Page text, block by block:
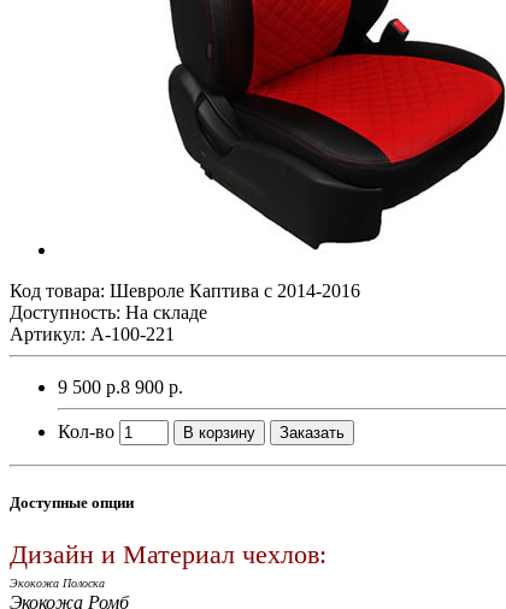
Код товара: Шевроле Каптива с 2014-2016
Доступность: На складе
Артикул: A-100-221
9 500 р.8 900 р.
Кол-во В корзину Заказать
Доступные опции
Дизайн и Материал чехлов:
Экокожа Полоска
Экокожа Ромб